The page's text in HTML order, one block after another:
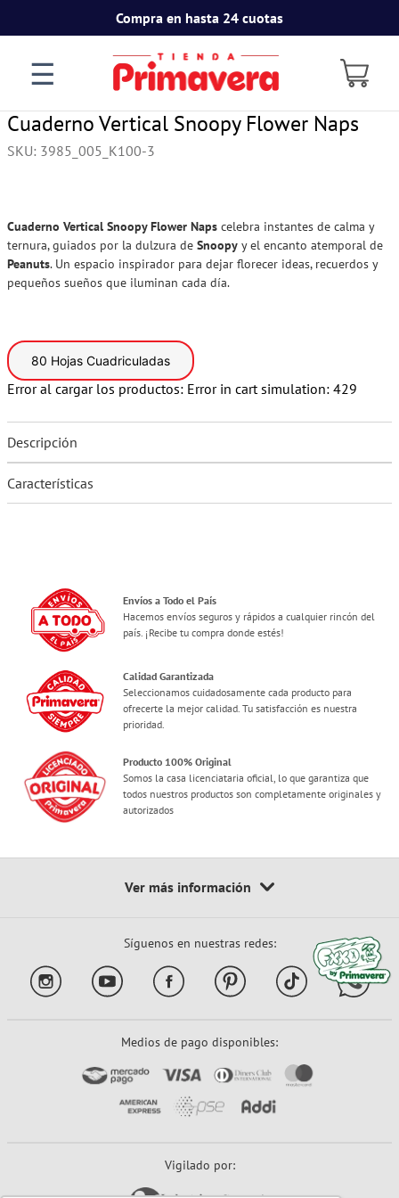
Compra en hasta 24 cuotas
☰
Cuaderno Vertical Snoopy Flower Naps
SKU: 3985_005_K100-3
Cuaderno Vertical Snoopy Flower Naps celebra instantes de calma y
ternura, guiados por la dulzura de Snoopy y el encanto atemporal de
Peanuts. Un espacio inspirador para dejar florecer ideas, recuerdos y
pequeños sueños que iluminan cada día.
80 Hojas Cuadriculadas
Error al cargar los productos: Error in cart simulation: 429
Descripción
Características
Envíos a Todo el País
Hacemos envíos seguros y rápidos a cualquier rincón del
país. ¡Recibe tu compra donde estés!
Calidad Garantizada
Seleccionamos cuidadosamente cada producto para
ofrecerte la mejor calidad. Tu satisfacción es nuestra
prioridad.
Producto 100% Original
Somos la casa licenciataria oficial, lo que garantiza que
todos nuestros productos son completamente originales y
autorizados
Síguenos en nuestras redes:
Medios de pago disponibles:
Vigilado por: